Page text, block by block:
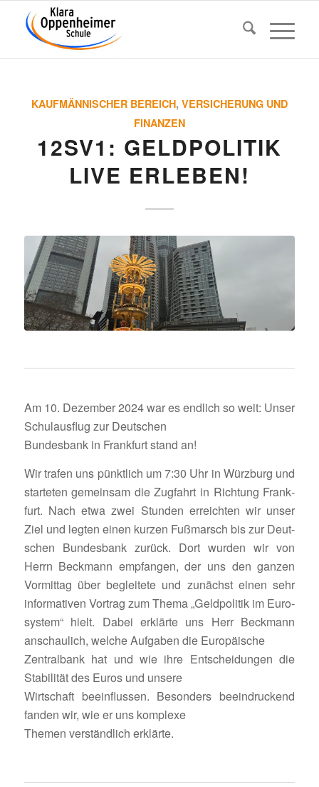
KAUFMÄNNISCHER BEREICH, VERSICHERUNG UND
FINANZEN
12SV1: GELD­PO­LITIK
LIVE ERLEBEN!
Am 10. Dezember 2024 war es endlich so weit: Unser
Schul­aus­flug zur Deutschen
Bundes­bank in Frank­furt stand an!
Wir trafen uns pünkt­lich um 7:30 Uhr in Würz­burg und
star­teten gemeinsam die Zugfahrt in Rich­tung Frank­
furt. Nach etwa zwei Stunden erreichten wir unser
Ziel und legten einen kurzen Fußmarsch bis zur Deut­
schen Bundes­bank zurück. Dort wurden wir von
Herrn Beck­mann empfangen, der uns den ganzen
Vormittag über beglei­tete und zunächst einen sehr
infor­ma­tiven Vortrag zum Thema „Geld­po­litik im Euro­
system“ hielt. Dabei erklärte uns Herr Beck­mann
anschau­lich, welche Aufgaben die Europäische
Zentral­bank hat und wie ihre Entschei­dungen die
Stabi­lität des Euros und unsere
Wirt­schaft beein­flussen. Beson­ders beein­dru­ckend
fanden wir, wie er uns komplexe
Themen verständ­lich erklärte.